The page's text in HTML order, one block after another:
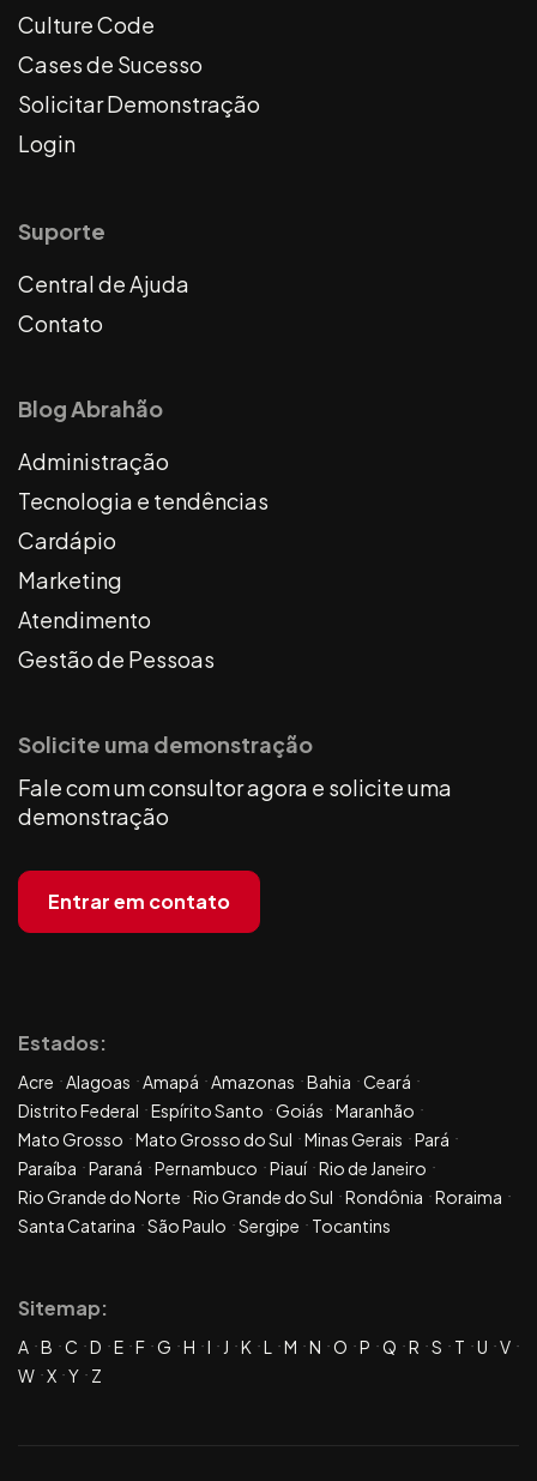
Culture Code
Cases de Sucesso
Solicitar Demonstração
Login
Suporte
Central de Ajuda
Contato
Blog Abrahão
Administração
Tecnologia e tendências
Cardápio
Marketing
Atendimento
Gestão de Pessoas
Solicite uma demonstração
Fale com um consultor agora e solicite uma
demonstração
Entrar em contato
Estados:
Acre Alagoas Amapá Amazonas Bahia
Ceará
Distrito Federal
Espírito Santo Goiás
Maranhão
Mato Grosso
Mato Grosso do Sul Minas Gerais
Pará
Paraíba
Paraná Pernambuco Piauí Rio de Janeiro
Rio Grande do Norte
Rio Grande do Sul Rondônia
Roraima
Santa Catarina
São Paulo Sergipe Tocantins
Sitemap:
A B C D E F G H I J K L M N O P Q R S T U
V
W X Y Z